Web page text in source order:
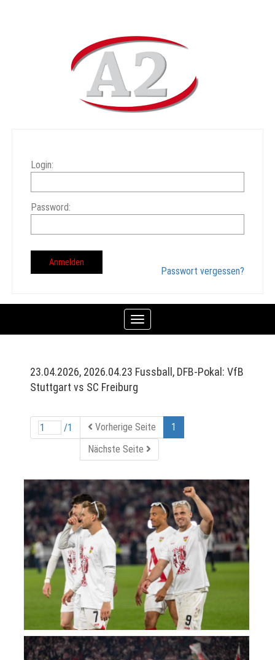
Login:
Password:
Passwort vergessen?
Toggle
navigation
23.04.2026, 2026.04.23 Fussball, DFB-Pokal: VfB
Stuttgart vs SC Freiburg
/1 Vorherige Seite
1
Nächste Seite